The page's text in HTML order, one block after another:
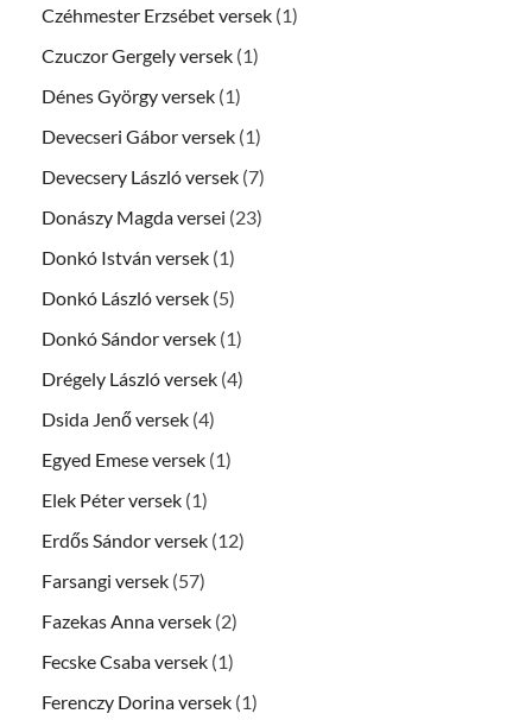
Czéhmester Erzsébet versek (1)
Czuczor Gergely versek (1)
Dénes György versek (1)
Devecseri Gábor versek (1)
Devecsery László versek (7)
Donászy Magda versei (23)
Donkó István versek (1)
Donkó László versek (5)
Donkó Sándor versek (1)
Drégely László versek (4)
Dsida Jenő versek (4)
Egyed Emese versek (1)
Elek Péter versek (1)
Erdős Sándor versek (12)
Farsangi versek (57)
Fazekas Anna versek (2)
Fecske Csaba versek (1)
Ferenczy Dorina versek (1)